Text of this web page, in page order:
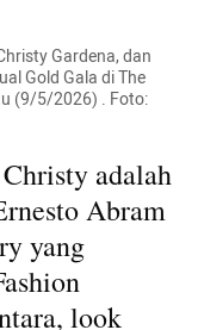
Gardena, dan
Gold Gala di The
(9/5/2026) . Foto:
adalah
Abram
yang
look